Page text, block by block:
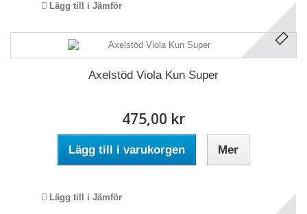
Lägg till i Jämför
Axelstöd Viola Kun Super
475,00 kr
Lägg till i varukorgen Mer
Lägg till i Jämför